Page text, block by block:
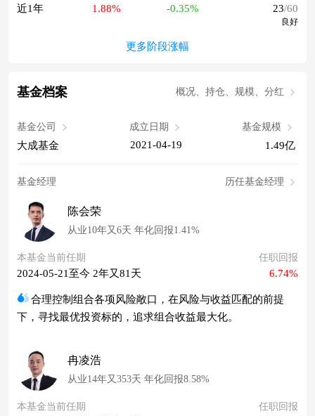
近1年 1.88% -0.35% 23/60
良好
更多阶段涨幅
基金档案 概况、持仓、规模、分红
基金公司
大成基金
成立日期
2021-04-19
基金规模
1.49亿
基金经理 历任基金经理
陈会荣
从业10年又6天 年化回报1.41%
本基金当前任期
2024-05-21至今 2年又81天
任职回报
6.74%
合理控制组合各项风险敞口，在风险与收益匹配的前提
下，寻找最优投资标的，追求组合收益最大化。
冉凌浩
从业14年又353天 年化回报8.58%
本基金当前任期 任职回报